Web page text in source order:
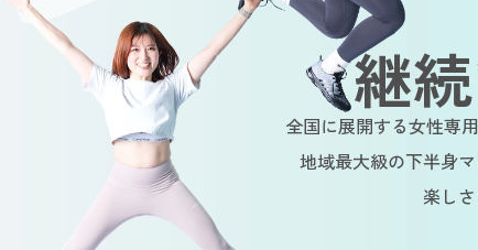
継
全国に展開する女性専
地域最大級の下半身
楽し